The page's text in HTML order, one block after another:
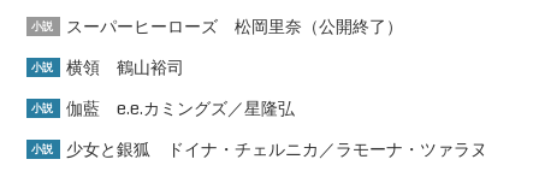
小説 スーパーヒーローズ 松岡里奈（公開終了）
小説 横領 鶴山裕司
小説 伽藍 e.e.カミングズ／星隆弘
小説 少女と銀狐 ドイナ・チェルニカ／ラモーナ・ツァラヌ